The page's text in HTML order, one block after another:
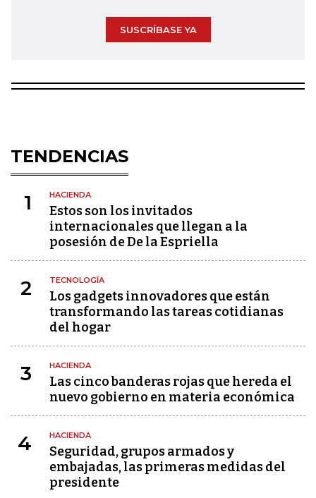
SUSCRÍBASE YA
TENDENCIAS
1 HACIENDA
Estos son los invitados
internacionales que llegan a la
posesión de De la Espriella
2 TECNOLOGÍA
Los gadgets innovadores que están
transformando las tareas cotidianas
del hogar
3 HACIENDA
Las cinco banderas rojas que hereda el
nuevo gobierno en materia económica
4 HACIENDA
Seguridad, grupos armados y
embajadas, las primeras medidas del
presidente